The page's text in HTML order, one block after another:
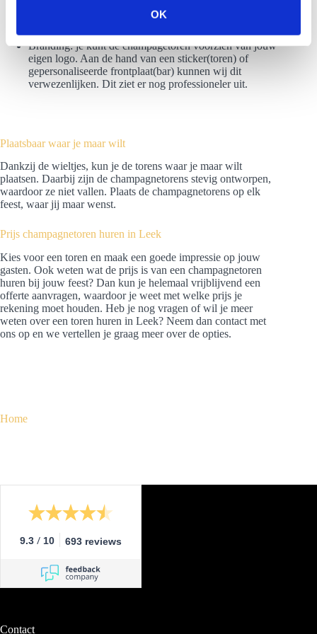
l
OK
Met behulp van droogijs is het mogelijk om een
rookgordijn te creëren rondom de toren. Zo valt jouw
toren nog meer op.
Branding: je kunt de champagetoren voorzien van jouw
eigen logo. Aan de hand van een sticker(toren) of
gepersonaliseerde frontplaat(bar) kunnen wij dit
verwezenlijken. Dit ziet er nog professioneler uit.
Plaatsbaar waar je maar wilt
Dankzij de wieltjes, kun je de torens waar je maar wilt
plaatsen. Daarbij zijn de champagnetorens stevig ontworpen,
waardoor ze niet vallen. Plaats de champagnetorens op elk
feest, waar jij maar wenst.
Prijs champagnetoren huren in Leek
Kies voor een toren en maak een goede impressie op jouw
gasten. Ook weten wat de prijs is van een champagnetoren
huren bij jouw feest? Dan kun je helemaal vrijblijvend een
offerte aanvragen, waardoor je weet met welke prijs je
rekening moet houden. Heb je nog vragen of wil je meer
weten over een toren huren in Leek? Neem dan contact met
ons op en we vertellen je graag meer over de opties.
Home
9.3 / 10 693 reviews
Contact